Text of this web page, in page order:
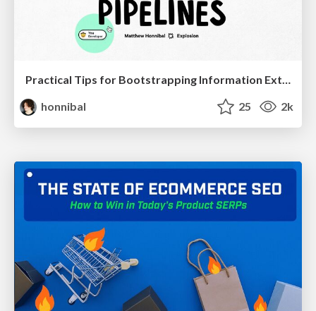
Practical Tips for Bootstrapping Information Extraction Pipelines
honnibal
25 2k